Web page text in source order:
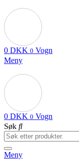
0 DKK 0 Vogn
Meny
0 DKK 0 Vogn
Søk
Meny